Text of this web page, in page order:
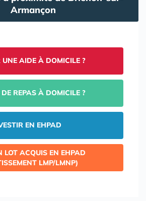
Armançon
UNE AIDE À DOMICILE ?
DE REPAS À DOMICILE ?
EN EHPAD
LOT ACQUIS EN EHPAD
LMP/LMNP)